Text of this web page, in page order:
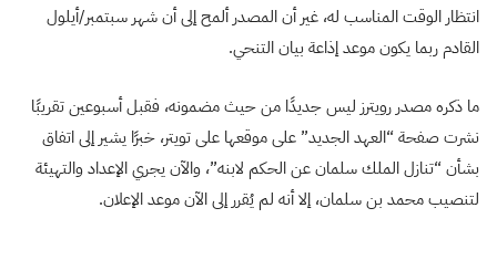
انتظار الوقت المناسب له، غير أن المصدر ألمح إلى أن شهر سبتمبر/أيلول
القادم ربما يكون موعد إذاعة بيان التنحي.
ما ذكره مصدر رويترز ليس جديدًا من حيث مضمونه، فقبل أسبوعين تقريبًا
نشرت صفحة “العهد الجديد” على موقعها على تويتر، خبرًا يشير إلى اتفاق
بشأن “تنازل الملك سلمان عن الحكم لابنه”، والآن يجري الإعداد والتهيئة
لتنصيب محمد بن سلمان، إلا أنه لم يُقرر إلى الآن موعد الإعلان.